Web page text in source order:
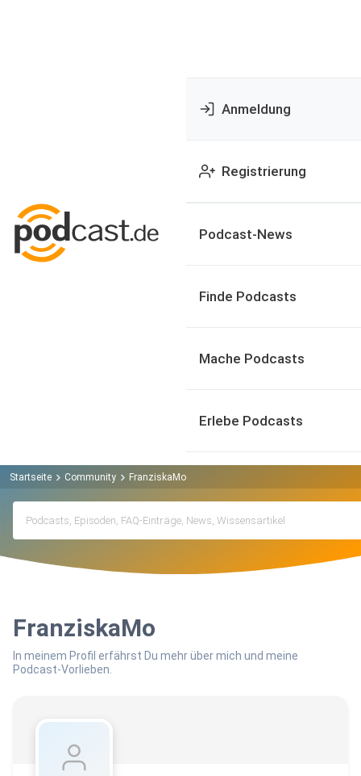
Anmeldung
Registrierung
Podcast-News
Finde Podcasts
Mache Podcasts
Erlebe Podcasts
Startseite Community FranziskaMo
FranziskaMo
In meinem Profil erfährst Du mehr über mich und meine
Podcast-Vorlieben.